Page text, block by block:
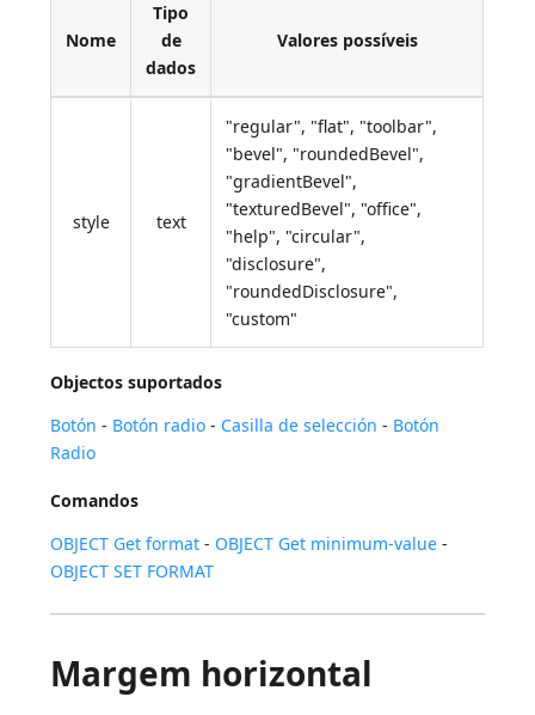
Nome
Tipo
de
dados
Valores possíveis
style text
"regular", "flat", "toolbar",
"bevel", "roundedBevel",
"gradientBevel",
"texturedBevel", "office",
"help", "circular",
"disclosure",
"roundedDisclosure",
"custom"
Objectos suportados
Botón - Botón radio - Casilla de selección - Botón
Radio
Comandos
OBJECT Get format - OBJECT Get minimum-value -
OBJECT SET FORMAT
Margem horizontal